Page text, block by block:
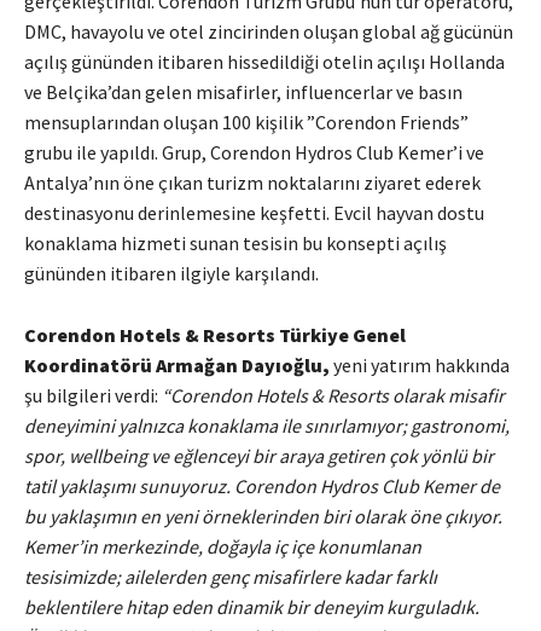
DMC, havayolu ve otel zincirinden oluşan global ağ gücünün
açılış gününden itibaren hissedildiği otelin açılışı Hollanda
ve Belçika’dan gelen misafirler, influencerlar ve basın
mensuplarından oluşan 100 kişilik ”Corendon Friends”
grubu ile yapıldı. Grup, Corendon Hydros Club Kemer’i ve
Antalya’nın öne çıkan turizm noktalarını ziyaret ederek
destinasyonu derinlemesine keşfetti. Evcil hayvan dostu
konaklama hizmeti sunan tesisin bu konsepti açılış
gününden itibaren ilgiyle karşılandı.
Corendon Hotels & Resorts Türkiye Genel
Koordinatörü Armağan Dayıoğlu, yeni yatırım hakkında
şu bilgileri verdi: “Corendon Hotels & Resorts olarak misafir
deneyimini yalnızca konaklama ile sınırlamıyor; gastronomi,
spor, wellbeing ve eğlenceyi bir araya getiren çok yönlü bir
tatil yaklaşımı sunuyoruz. Corendon Hydros Club Kemer de
bu yaklaşımın en yeni örneklerinden biri olarak öne çıkıyor.
Kemer’in merkezinde, doğayla iç içe konumlanan
tesisimizde; ailelerden genç misafirlere kadar farklı
beklentilere hitap eden dinamik bir deneyim kurguladık.